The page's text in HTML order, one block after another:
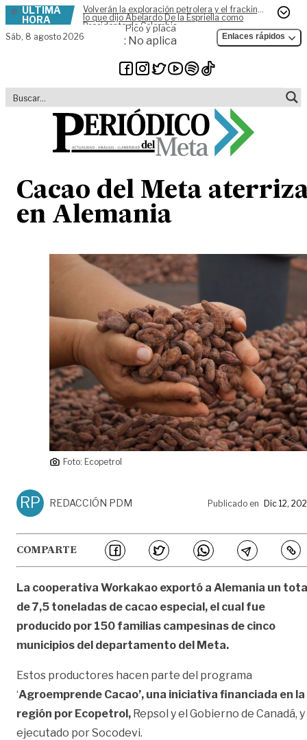
Skip to content
ÚLTIMA
HORA
Volverán la exploración petrolera y el fracking,
lo que dijo Abelardo De la Espriella como
Presidente de Colombia
Sáb, 8 agosto 2026
Pico y placa
: No aplica Enlaces rápidos
Cacao del Meta
en Alemania
Foto: Ecopetrol
RP REDACCIÓN PDM Publicado en Dic 12,
COMPARTE
La cooperativa Workakao exportó a Alemania un
de 7,5 toneladas de cacao especial, el cual fue
producido por 150 familias campesinas de cinco
municipios del departamento del Meta.
Estos productores hacen parte del programa
‘Agroemprende Cacao’, una iniciativa financiada en la
región por Ecopetrol, Repsol y el Gobierno de Canadá, y
ejecutado por Socodevi.